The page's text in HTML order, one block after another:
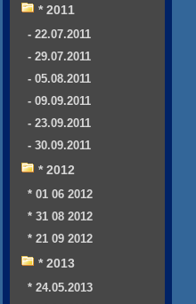
* 2011
- 22.07.2011
- 29.07.2011
- 05.08.2011
- 09.09.2011
- 23.09.2011
- 30.09.2011
* 2012
* 01 06 2012
* 31 08 2012
* 21 09 2012
* 2013
* 24.05.2013